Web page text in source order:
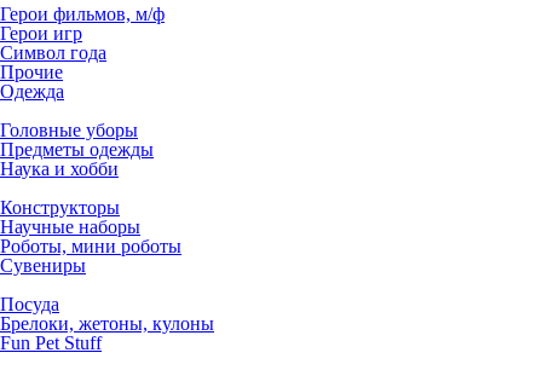
Герои фильмов, м/ф
Герои игр
Символ года
Прочие
Одежда
Головные уборы
Предметы одежды
Наука и хобби
Конструкторы
Научные наборы
Роботы, мини роботы
Сувениры
Посуда
Брелоки, жетоны, кулоны
Fun Pet Stuff